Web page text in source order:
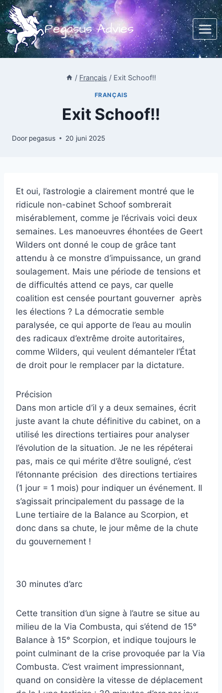
Doorgaan
naar
inhoud
Pegasus Advies
/ Français / Exit Schoof!!
FRANÇAIS
Exit Schoof!!
Door pegasus 20 juni 2025
Et oui, l’astrologie a clairement montré que le
ridicule non-cabinet Schoof sombrerait
misérablement, comme je l’écrivais voici deux
semaines. Les manoeuvres éhontées de Geert
Wilders ont donné le coup de grâce tant
attendu à ce monstre d’impuissance, un grand
soulagement. Mais une période de tensions et
de difficultés attend ce pays, car quelle
coalition est censée pourtant gouverner après
les élections ? La démocratie semble
paralysée, ce qui apporte de l’eau au moulin
des radicaux d’extrême droite autoritaires,
comme Wilders, qui veulent démanteler l’État
de droit pour le remplacer par la dictature.
Précision
Dans mon article d’il y a deux semaines, écrit
juste avant la chute définitive du cabinet, on a
utilisé les directions tertiaires pour analyser
l’évolution de la situation. Je ne les répéterai
pas, mais ce qui mérite d’être souligné, c’est
l’étonnante précision des directions tertiaires
(1 jour = 1 mois) pour indiquer un événement. Il
s’agissait principalement du passage de la
Lune tertiaire de la Balance au Scorpion, et
donc dans sa chute, le jour même de la chute
du gouvernement !
30 minutes d’arc
Cette transition d’un signe à l’autre se situe au
milieu de la Via Combusta, qui s’étend de 15°
Balance à 15° Scorpion, et indique toujours le
point culminant de la crise provoquée par la Via
Combusta. C’est vraiment impressionnant,
quand on considère la vitesse de déplacement